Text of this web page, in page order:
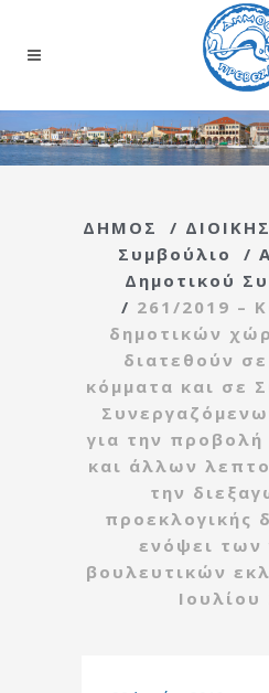
ΔΗΜΟΣ /
Συμβούλιο
/
Δημοτικού
/ 261/2019 –
δημοτικών
διατεθούν
κόμματα και σε
για την
και άλλων
την
προεκλογικής
ενόψει των
βουλευτικών
Ιουλίου